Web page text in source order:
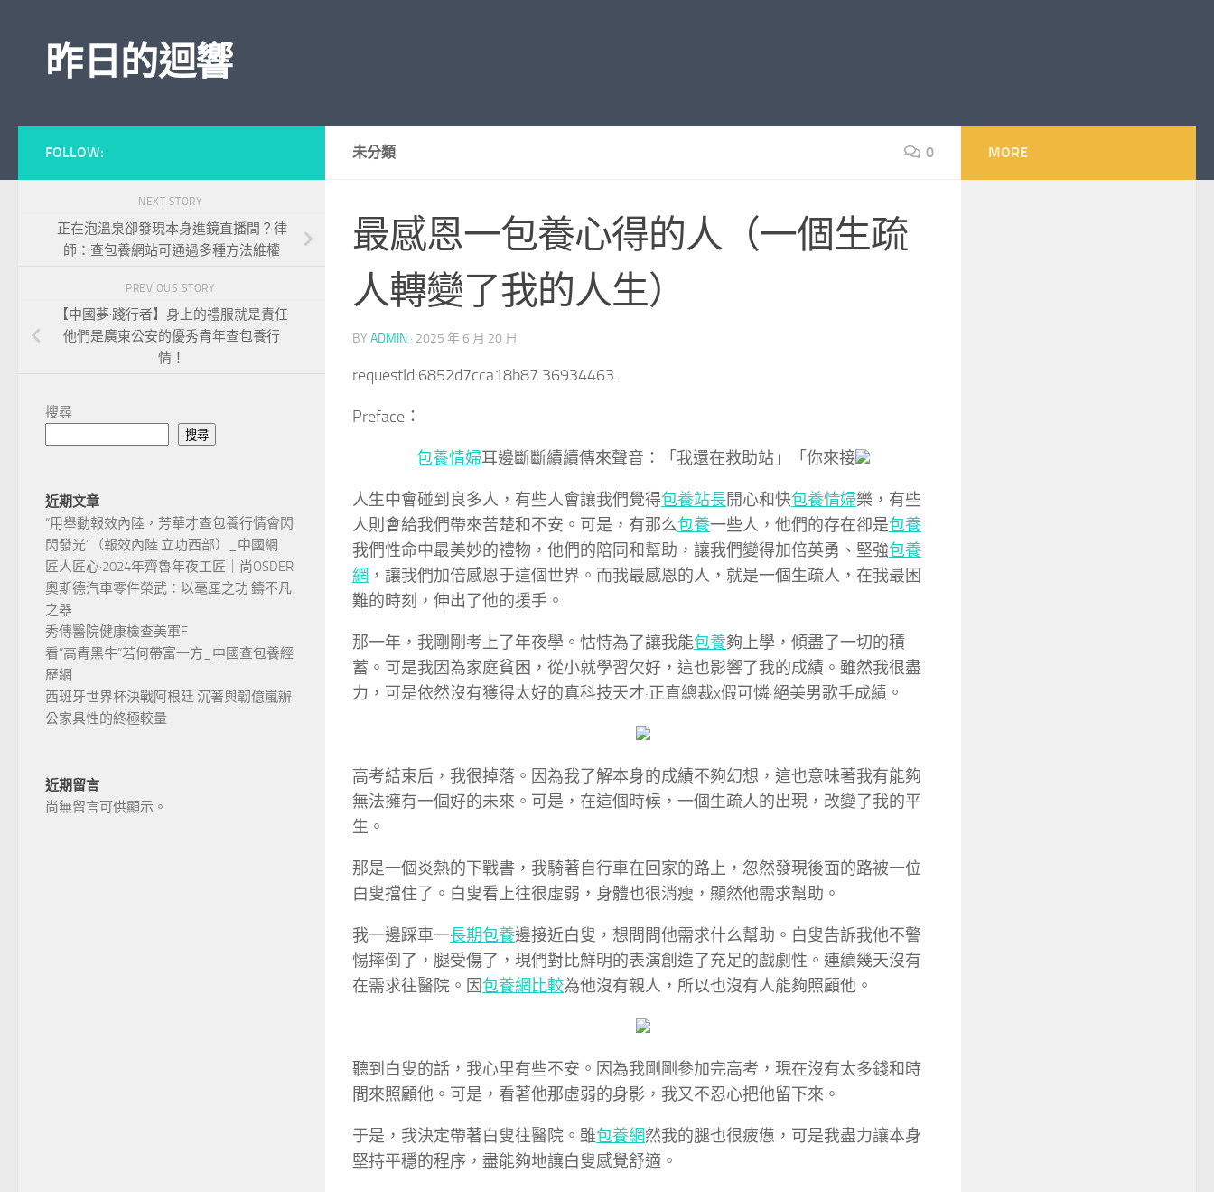
昨日的迴響
未分類 0
最感恩一包養心得的人（一個生疏
人轉變了我的人生）
BY ADMIN · 2025 年 6 月 20 日
requestId:6852d7cca18b87.36934463.
Preface：
包養情婦耳邊斷斷續續傳來聲音：「我還在救助站」「你來接
人生中會碰到良多人，有些人會讓我們覺得包養站長開心和快包養情婦樂，有些
人則會給我們帶來苦楚和不安。可是，有那么包養一些人，他們的存在卻是包養
我們性命中最美妙的禮物，他們的陪同和幫助，讓我們變得加倍英勇、堅強包養
網 ，讓我們加倍感恩于這個世界。而我最感恩的人，就是一個生疏人，在我最困
難的時刻，伸出了他的援手。
那一年，我剛剛考上了年夜學。怙恃為了讓我能包養夠上學，傾盡了一切的積
蓄。可是我因為家庭貧困，從小就學習欠好，這也影響了我的成績。雖然我很盡
力，可是依然沒有獲得太好的真科技天才·正直總裁x假可憐·絕美男歌手成績。
高考結束后，我很掉落。因為我了解本身的成績不夠幻想，這也意味著我有能夠
無法擁有一個好的未來。可是，在這個時候，一個生疏人的出現，改變了我的平
生。
那是一個炎熱的下戰書，我騎著自行車在回家的路上，忽然發現後面的路被一位
白叟擋住了。白叟看上往很虛弱，身體也很消瘦，顯然他需求幫助。
我一邊踩車一長期包養邊接近白叟，想問問他需求什么幫助。白叟告訴我他不警
惕摔倒了，腿受傷了，現們對比鮮明的表演創造了充足的戲劇性。連續幾天沒有
在需求往醫院。因包養網比較為他沒有親人，所以也沒有人能夠照顧他。
聽到白叟的話，我心里有些不安。因為我剛剛參加完高考，現在沒有太多錢和時
間來照顧他。可是，看著他那虛弱的身影，我又不忍心把他留下來。
于是，我決定帶著白叟往醫院。雖包養網然我的腿也很疲憊，可是我盡力讓本身
堅持平穩的程序，盡能夠地讓白叟感覺舒適。
FOLLOW:
NEXT STORY
正在泡溫泉卻發現本身進鏡直播間？律
師：查包養網站可通過多種方法維權
PREVIOUS STORY
【中國夢·踐行者】身上的禮服就是責任
他們是廣東公安的優秀青年查包養行
情！
搜尋
搜尋
近期文章
“用舉動報效內陸，芳華才查包養行情會閃
閃發光”（報效內陸 立功西部）_中國網
匠人匠心·2024年齊魯年夜工匠｜尚OSDER
奧斯德汽車零件榮武：以毫厘之功 鑄不凡
之器
秀傳醫院健康檢查美軍F
看“高青黑牛”若何帶富一方_中國查包養經
歷網
西班牙世界杯決戰阿根廷 沉著與韌億嵐辦
公家具性的終極較量
近期留言
尚無留言可供顯示。
MORE